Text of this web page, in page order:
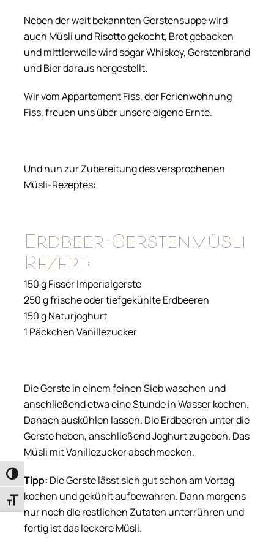
Umschalten auf hohe Kontraste
Schrift vergrößern
Neben der weit bekannten Gerstensuppe wird
auch Müsli und Risotto gekocht, Brot gebacken
und mittlerweile wird sogar Whiskey, Gerstenbrand
und Bier daraus hergestellt.
Wir vom Appartement Fiss, der Ferienwohnung
Fiss, freuen uns über unsere eigene Ernte.
Und nun zur Zubereitung des versprochenen
Müsli-Rezeptes:
Erdbeer-Gerstenmüsli
Rezept:
150 g Fisser Imperialgerste
250 g frische oder tiefgekühlte Erdbeeren
150 g Naturjoghurt
1 Päckchen Vanillezucker
Die Gerste in einem feinen Sieb waschen und
anschließend etwa eine Stunde in Wasser kochen.
Danach auskühlen lassen. Die Erdbeeren unter die
Gerste heben, anschließend Joghurt zugeben. Das
Müsli mit Vanillezucker abschmecken.
Tipp: Die Gerste lässt sich gut schon am Vortag
kochen und gekühlt aufbewahren. Dann morgens
nur noch die restlichen Zutaten unterrühren und
fertig ist das leckere Müsli.